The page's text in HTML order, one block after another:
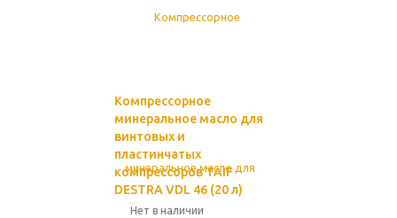
Компрессорное
минеральное масло для
винтовых и
пластинчатых
компрессоров TAIF
DESTRA VDL 46 (20 л)
Нет в наличии